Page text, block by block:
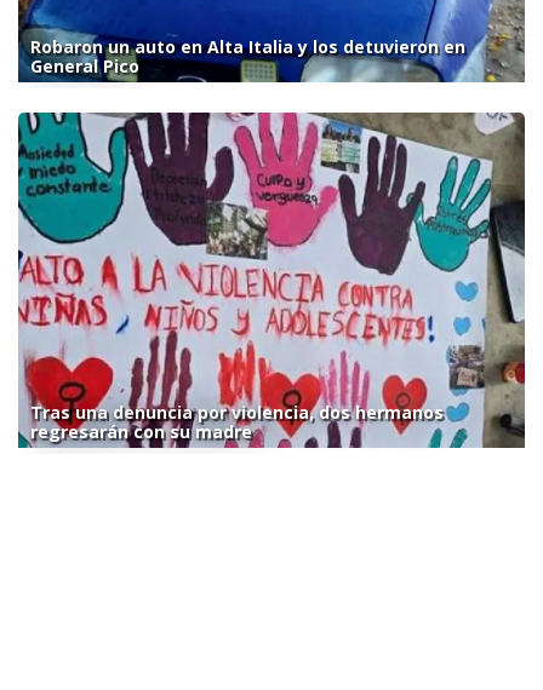
Robaron un auto en Alta Italia y los detuvieron en
General Pico
Tras una denuncia por violencia, dos hermanos
regresarán con su madre